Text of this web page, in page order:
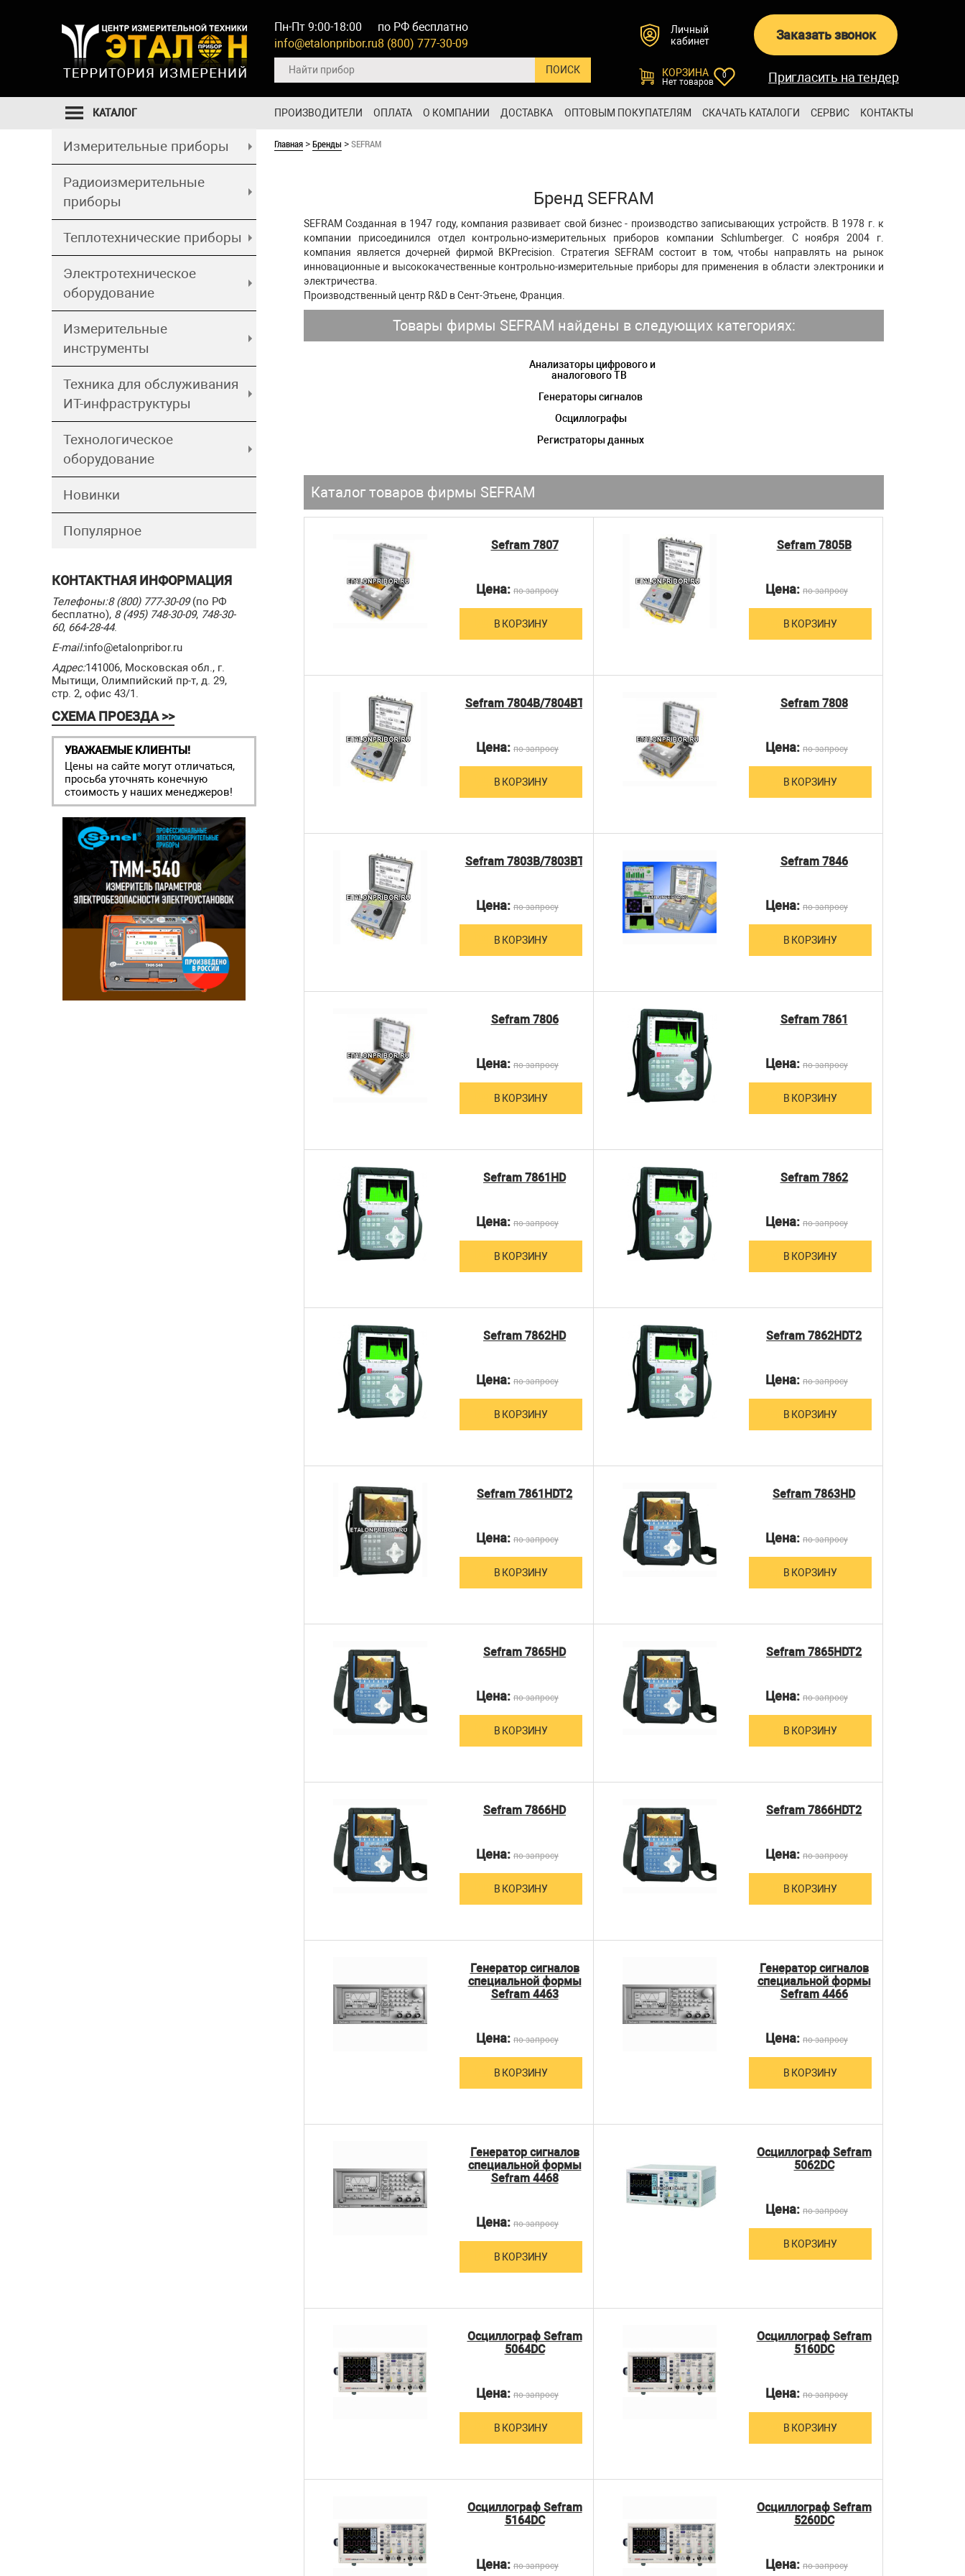
Пн-Пт 9:00-18:00
info@etalonpribor.ru
по РФ бесплатно
8 (800) 777-30-09
Личный
кабинет
Заказать звонок
КОРЗИНА
Нет товаров
0 Пригласить на тендер
ПРОИЗВОДИТЕЛИ ОПЛАТА О КОМПАНИИ ДОСТАВКА ОПТОВЫМ ПОКУПАТЕЛЯМ СКАЧАТЬ КАТАЛОГИ СЕРВИС КОНТАКТЫ
КАТАЛОГ
Измерительные приборы
Радиоизмерительные
приборы
Теплотехнические приборы
Электротехническое
оборудование
Измерительные
инструменты
Техника для обслуживания
ИТ-инфраструктуры
Технологическое
оборудование
Новинки
Популярное
КОНТАКТНАЯ ИНФОРМАЦИЯ
Телефоны:8 (800) 777-30-09(по РФ
бесплатно), 8 (495) 748-30-09, 748-30-
60, 664-28-44.
E-mail:info@etalonpribor.ru
Адрес:141006, Московская обл., г.
Мытищи, Олимпийский пр-т, д. 29,
стр. 2, офис 43/1.
СХЕМА ПРОЕЗДА >>
УВАЖАЕМЫЕ КЛИЕНТЫ!
Цены на сайте могут отличаться,
просьба уточнять конечную
стоимость у наших менеджеров!
Главная >Бренды >SEFRAM
Бренд SEFRAM
SEFRAM Созданная в 1947 году, компания развивает свой бизнес - производство записывающих устройств. В 1978 г. к
компании присоединился отдел контрольно-измерительных приборов компании Schlumberger. С ноября 2004 г.
компания является дочерней фирмой BKPrecision. Стратегия SEFRAM состоит в том, чтобы направлять на рынок
инновационные и высококачественные контрольно-измерительные приборы для применения в области электроники и
электричества.
Производственный центр R&D в Сент-Этьене, Франция.
Товары фирмы SEFRAM найдены в следующих категориях:
Анализаторы цифрового и
аналогового ТВ
Генераторы сигналов
Осциллографы
Регистраторы данных
Каталог товаров фирмы SEFRAM
Sefram 7807
Цена: по запросу
В КОРЗИНУ
Sefram 7805B
Цена: по запросу
В КОРЗИНУ
Sefram 7804B/7804BT
Цена: по запросу
В КОРЗИНУ
Sefram 7808
Цена: по запросу
В КОРЗИНУ
Sefram 7803B/7803BT
Цена: по запросу
В КОРЗИНУ
Sefram 7846
Цена: по запросу
В КОРЗИНУ
Sefram 7806
Цена: по запросу
В КОРЗИНУ
Sefram 7861
Цена: по запросу
В КОРЗИНУ
Sefram 7861HD
Цена: по запросу
В КОРЗИНУ
Sefram 7862
Цена: по запросу
В КОРЗИНУ
Sefram 7862HD
Цена: по запросу
В КОРЗИНУ
Sefram 7862HDT2
Цена: по запросу
В КОРЗИНУ
Sefram 7861HDT2
Цена: по запросу
В КОРЗИНУ
Sefram 7863HD
Цена: по запросу
В КОРЗИНУ
Sefram 7865HD
Цена: по запросу
В КОРЗИНУ
Sefram 7865HDT2
Цена: по запросу
В КОРЗИНУ
Sefram 7866HD
Цена: по запросу
В КОРЗИНУ
Sefram 7866HDT2
Цена: по запросу
В КОРЗИНУ
Генератор сигналов
специальной формы
Sefram 4463
Цена: по запросу
В КОРЗИНУ
Генератор сигналов
специальной формы
Sefram 4466
Цена: по запросу
В КОРЗИНУ
Генератор сигналов
специальной формы
Sefram 4468
Цена: по запросу
В КОРЗИНУ
Осциллограф Sefram
5062DC
Цена: по запросу
В КОРЗИНУ
Осциллограф Sefram
5064DC
Цена: по запросу
В КОРЗИНУ
Осциллограф Sefram
5160DC
Цена: по запросу
В КОРЗИНУ
Осциллограф Sefram
5164DC
Цена: по запросу
Осциллограф Sefram
5260DC
Цена: по запросу